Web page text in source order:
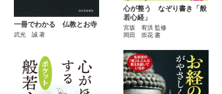
一冊でわかる 仏教とお寺
武光 誠 著
心が整う なぞり書き「般
若心経」
宮坂 宥洪 監修
岡田 崇花 書